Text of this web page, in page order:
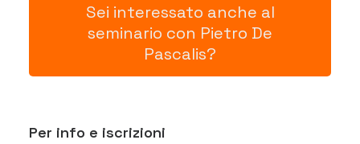
Sei interessato anche al
seminario con Pietro De
Pascalis?
Per info e iscrizioni